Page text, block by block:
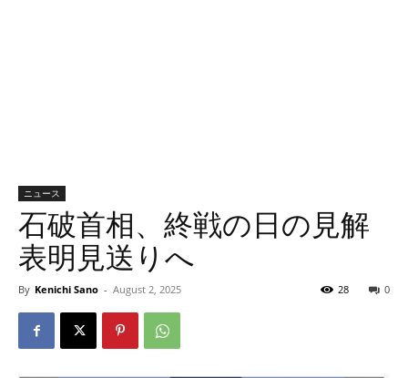
ニュース
石破首相、終戦の日の見解
表明見送りへ
By Kenichi Sano - August 2, 2025 0
28